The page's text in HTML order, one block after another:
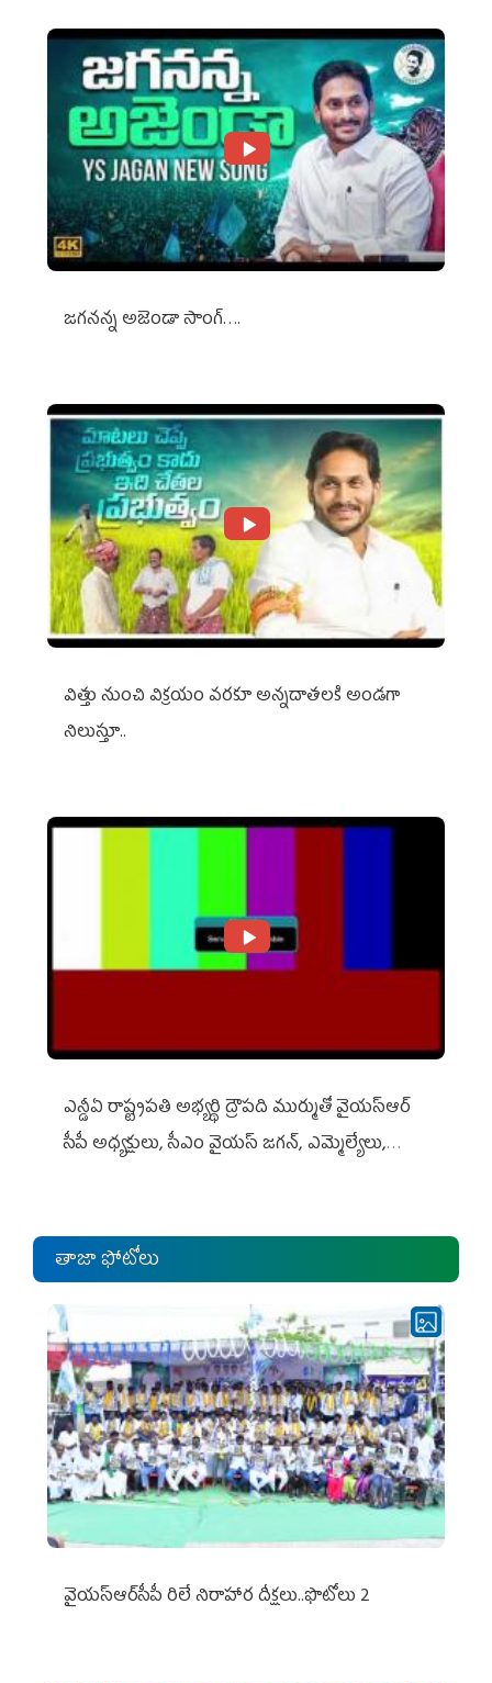
జగనన్న అజెండా సాంగ్….
విత్తు నుంచి విక్రయం వరకూ అన్నదాతలకి అండగా
నిలుస్తూ..
ఎన్డీఏ రాష్ట్ర‌ప‌తి అభ్య‌ర్థి ద్రౌప‌ది ముర్ముతో వైయ‌స్ఆర్
సీపీ అధ్య‌క్షులు, సీఎం వైయ‌స్ జ‌గ‌న్, ఎమ్మెల్యేలు,
తాజా ఫోటోలు
వైయ‌స్ఆర్‌సీపీ రిలే నిరాహార దీక్షలు..ఫొటోలు 2